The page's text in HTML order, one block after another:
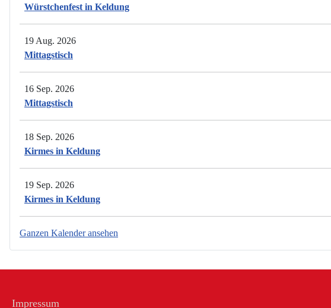
Würstchenfest in Keldung
19 Aug. 2026
Mittagstisch
16 Sep. 2026
Mittagstisch
18 Sep. 2026
Kirmes in Keldung
19 Sep. 2026
Kirmes in Keldung
Ganzen Kalender ansehen
Impressum